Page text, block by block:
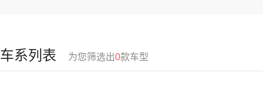
车系列表 为您筛选出0款车型